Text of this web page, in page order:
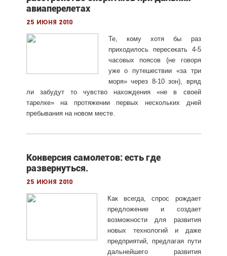
авиаперелетах
25 июня 2010
Те, кому хотя бы раз
приходилось пересекать 4-5
часовых поясов (не говоря
уже о путешествии «за три
моря» через 8-10 зон), вряд
ли забудут то чувство нахождения «не в своей
тарелке» на протяжении первых нескольких дней
пребывания на новом месте.
Конверсия самолетов: есть где
развернуться.
25 июня 2010
Как всегда, спрос рождает
предложение и создает
возможности для развития
новых технологий и даже
предприятий, предлагая пути
дальнейшего развития